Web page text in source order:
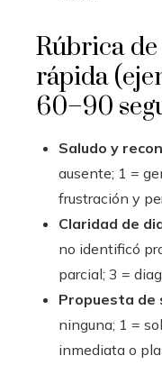
Rúbrica
rápida
60–90
Saludo y
ausente; 1 =
frustración y
Claridad de
no identificó
parcial; 3 =
Propuesta de
ninguna; 1 =
inmediata o